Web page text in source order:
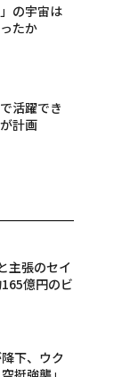
の宇宙は
たか
活躍でき
計画
主張のセイ
億円のビ
下、ウク